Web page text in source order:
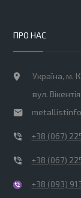
ПРО НАС
Україна, м.
вул.
+38 (067)
+38 (067)
+38 (093)